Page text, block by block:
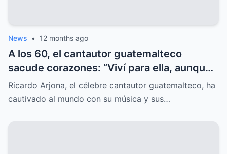
News • 12 months ago
A los 60, el cantautor guatemalteco
sacude corazones: “Viví para ella, aunque
el mundo nunca lo supo”, y el misterio
sorprende.
Ricardo Arjona, el célebre cantautor guatemalteco, ha
cautivado al mundo con su música y sus…